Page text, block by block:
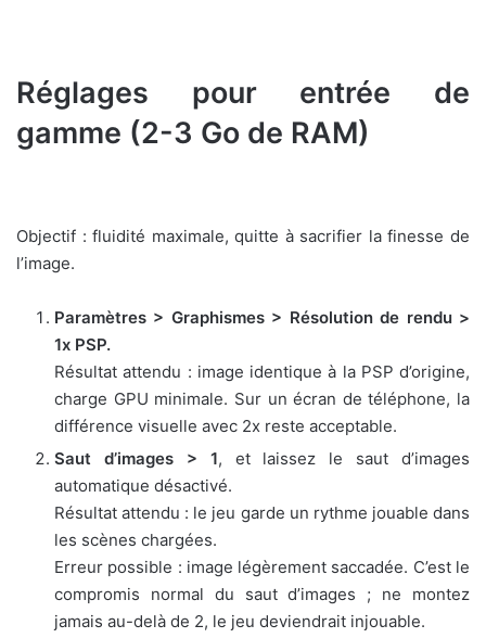
Réglages pour entrée de
gamme (2-3 Go de RAM)
Objectif : fluidité maximale, quitte à sacrifier la finesse de
l’image.
Paramètres > Graphismes > Résolution de rendu >
1x PSP.
Résultat attendu : image identique à la PSP d’origine,
charge GPU minimale. Sur un écran de téléphone, la
différence visuelle avec 2x reste acceptable.
Saut d’images > 1, et laissez le saut d’images
automatique désactivé.
Résultat attendu : le jeu garde un rythme jouable dans
les scènes chargées.
Erreur possible : image légèrement saccadée. C’est le
compromis normal du saut d’images ; ne montez
jamais au-delà de 2, le jeu deviendrait injouable.